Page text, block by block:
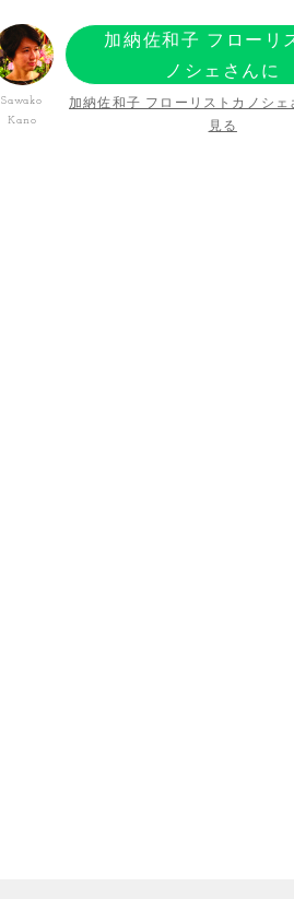
Sawako
Kano
加納佐和子 フローリ
ノシェさんに
オーダーする
加納佐和子 フローリストカノシェ
見る